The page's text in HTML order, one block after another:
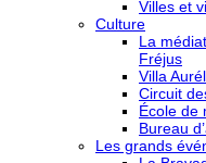
Villes et
Culture
La
Fréjus
Villa
Circuit
École de
Bureau
Les grands